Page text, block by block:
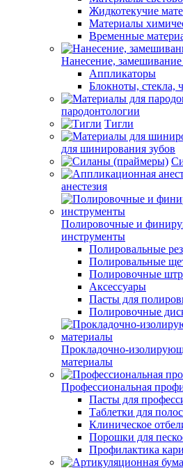
Жидкотекучие
Материалы
Временные
Нанесение, замешивание
Аппликаторы
Блокноты, стекла,
пародонтологии
Тигли
для шинирования зубов
анестезия
Полировочные и
инструменты
Полировальные
Полировальные
Полировочные
Аксессуары
Пасты для
Полировочные
Прокладочно-
материалы
Профессиональная
Пасты для
Таблетки для
Клиническое
Порошки для
Профилактика